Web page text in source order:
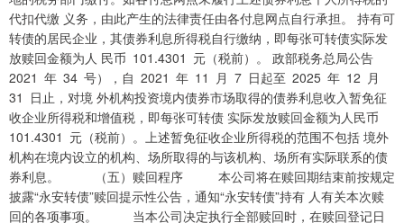
代扣代缴 义务，由此产生的法律责任由各付息网点自行承担。 持有可
转债的居民企业，其债券利息所得税自行缴纳，即每张可转债实际发
放赎回金额为人 民币 101.4301 元（税前）。 政部税务总局公告
2021 年 34 号），自 2021 年 11 月 7 日起至 2025 年 12 月
31 日止，对境 外机构投资境内债券市场取得的债券利息收入暂免征
收企业所得税和增值税，即每张可转债 实际发放赎回金额为人民币
101.4301 元（税前）。上述暂免征收企业所得税的范围不包括 境外
机构在境内设立的机构、场所取得的与该机构、场所有实际联系的债
券利息。 （五）赎回程序 本公司将在赎回期结束前按规定
披露“永安转债”赎回提示性公告，通知“永安转债”持有 人有关本次赎
回的各项事项。 当本公司决定执行全部赎回时，在赎回登记日